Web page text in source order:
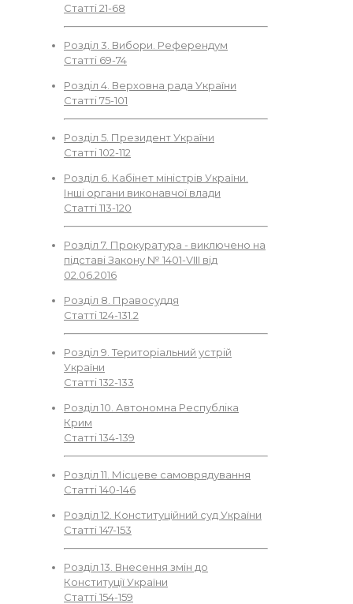
Статті 21-68
Розділ 3. Вибори. Референдум
Статті 69-74
Розділ 4. Верховна рада України
Статті 75-101
Розділ 5. Президент України
Статті 102-112
Розділ 6. Кабінет міністрів України.
Інші органи виконавчої влади
Статті 113-120
Розділ 7. Прокуратура - виключено на
підставі Закону № 1401-VIII від
02.06.2016
Розділ 8. Правосуддя
Статті 124-131.2
Розділ 9. Територіальний устрій
України
Статті 132-133
Розділ 10. Автономна Республіка
Крим
Статті 134-139
Розділ 11. Місцеве самоврядування
Статті 140-146
Розділ 12. Конституційний суд України
Статті 147-153
Розділ 13. Внесення змін до
Конституції України
Статті 154-159